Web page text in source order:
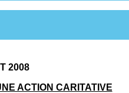
2008
ACTION CARITATIVE